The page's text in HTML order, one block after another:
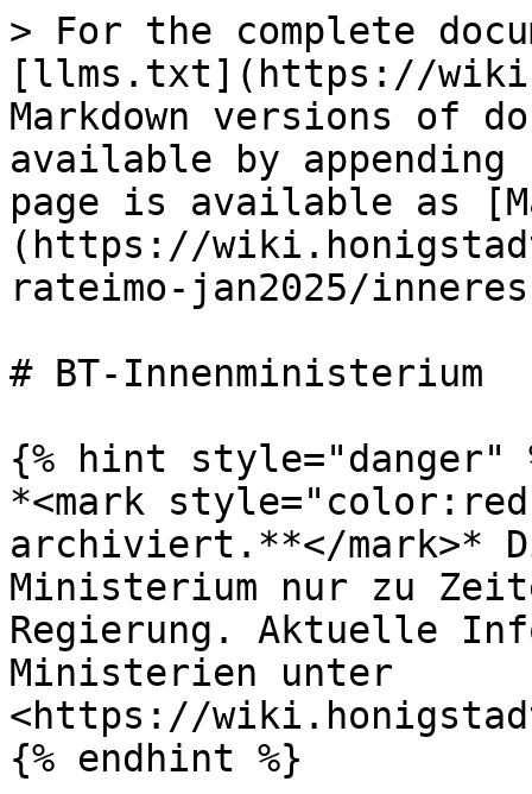
> For the complete
[llms.txt](https://
Markdown versions of
available by
page is available as
(https://
rateimo-jan2025/
# BT-Innenministerium
{% hint style="danger"
*<mark
archiviert.**</mark>*
Ministerium nur zu
Regierung. Aktuelle
Ministerien unter
<https://
{% endhint %}